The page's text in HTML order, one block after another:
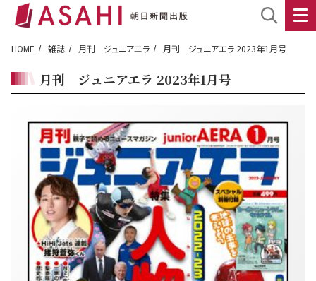
HOME 雑誌 月刊 ジュニアエラ 月刊 ジュニアエラ 2023年1月号
月刊 ジュニアエラ 2023年1月号